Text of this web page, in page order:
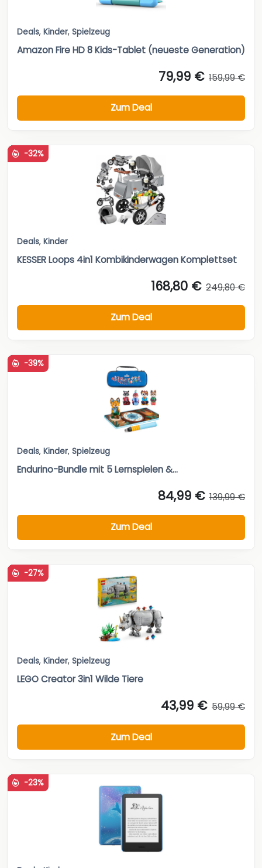
Deals, Kinder, Spielzeug
Amazon Fire HD 8 Kids-Tablet (neueste Generation)
79,99 € 159,99 €
Zum Deal
-32%
Deals, Kinder
KESSER Loops 4in1 Kombikinderwagen Komplettset
168,80 € 249,80 €
Zum Deal
-39%
Deals, Kinder, Spielzeug
Endurino-Bundle mit 5 Lernspielen &...
84,99 € 139,99 €
Zum Deal
-27%
Deals, Kinder, Spielzeug
LEGO Creator 3in1 Wilde Tiere
43,99 € 59,99 €
Zum Deal
-23%